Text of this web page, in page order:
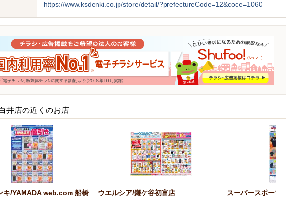
https://www.ksdenki.co.jp/store/detail/?prefectureCode=12&code=1060
井店の近くのお店
キ/YAMADA web.com 船橋
ウエルシア/鎌ケ谷初富店 スーパースポーツ